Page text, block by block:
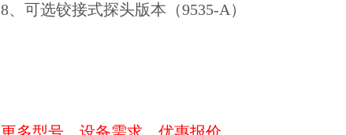
8、可选铰接式探头版本（9535-A）